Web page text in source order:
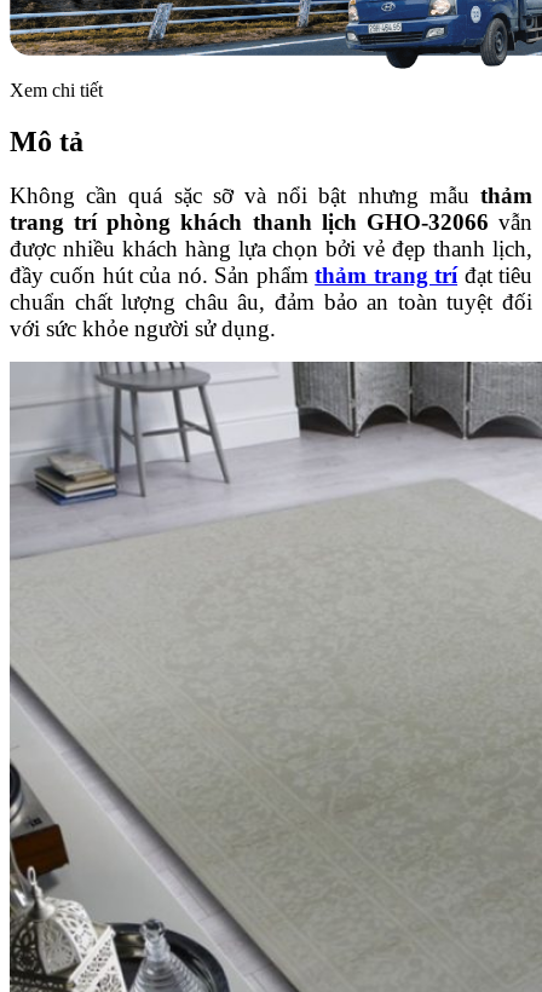
Xem chi tiết
Mô tả
Không cần quá sặc sỡ và nổi bật nhưng mẫu thảm
trang trí phòng khách thanh lịch GHO-32066 vẫn
được nhiều khách hàng lựa chọn bởi vẻ đẹp thanh lịch,
đầy cuốn hút của nó. Sản phẩmthảm trang tríđạt tiêu
chuẩn chất lượng châu âu, đảm bảo an toàn tuyệt đối
với sức khỏe người sử dụng.